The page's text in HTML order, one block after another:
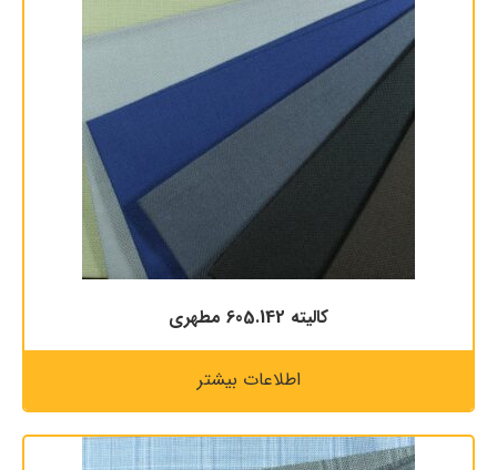
كاليته 605.142 مطهری
اطلاعات بیشتر